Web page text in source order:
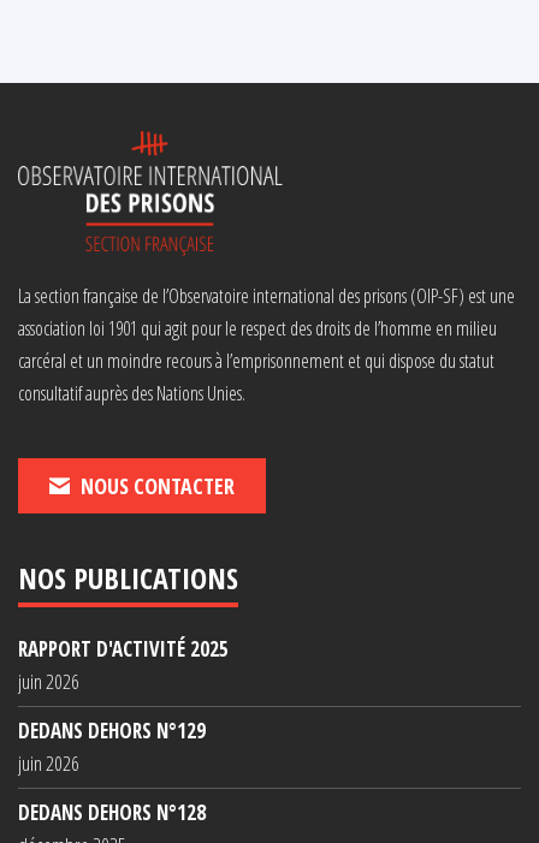
La section française de l’Observatoire international des prisons (OIP-SF) est une
association loi 1901 qui agit pour le respect des droits de l’homme en milieu
carcéral et un moindre recours à l’emprisonnement et qui dispose du statut
consultatif auprès des Nations Unies.
NOUS CONTACTER
NOS PUBLICATIONS
RAPPORT D'ACTIVITÉ 2025
juin 2026
DEDANS DEHORS N°129
juin 2026
DEDANS DEHORS N°128